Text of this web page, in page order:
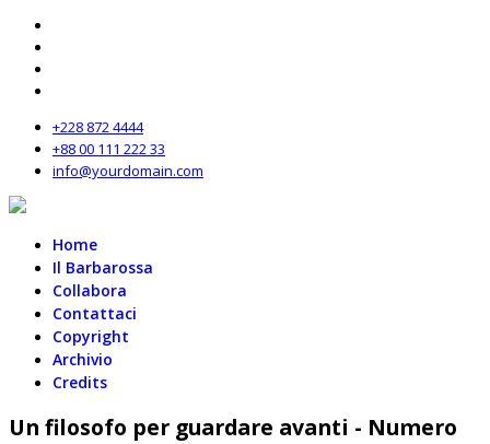
+228 872 4444
+88 00 111 222 33
info@yourdomain.com
Home
Il Barbarossa
Collabora
Contattaci
Copyright
Archivio
Credits
Un filosofo per guardare avanti - Numero